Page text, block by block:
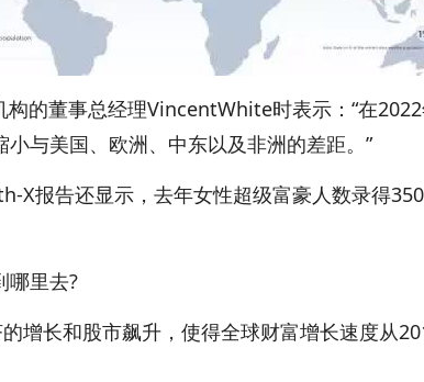
的董事总经理VincentWhite时表示：“在2022
与美国、欧洲、中东以及非洲的差距。”
报告还显示，去年女性超级富豪人数录得
里去?
长和股市飙升，使得全球财富增长速度从